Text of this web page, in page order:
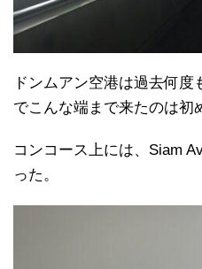
ドンムアン空港は過去何
でこんな端まで来たのは初
コンコース上には、Siam
った。